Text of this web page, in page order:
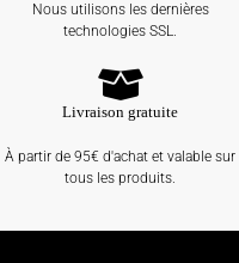
Nous utilisons les dernières
technologies SSL.
Livraison gratuite
À partir de 95€ d'achat et valable sur
tous les produits.